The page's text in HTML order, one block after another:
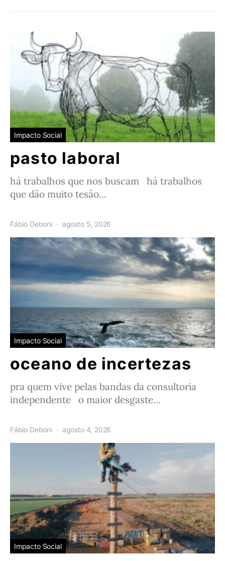
Impacto Social
pasto laboral
há trabalhos que nos buscam há trabalhos
que dão muito tesão…
Fábio Deboni agosto 5, 2026
Impacto Social
oceano de incertezas
pra quem vive pelas bandas da consultoria
independente o maior desgaste…
Fábio Deboni agosto 4, 2026
Impacto Social